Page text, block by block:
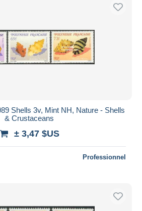
Shells 3v, Mint NH, Nature - Shells
& Crustaceans
± 3,47 $US
Professionnel